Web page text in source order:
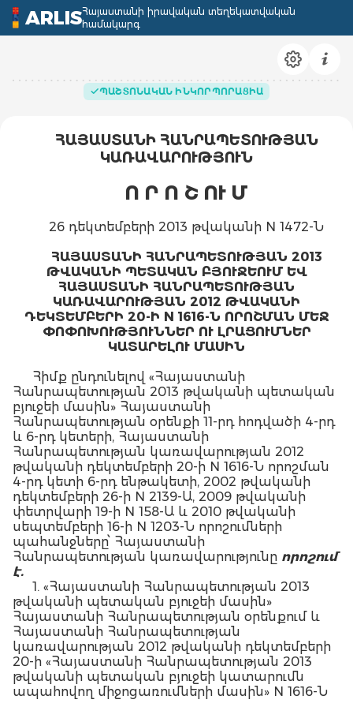
ARLISՀայաստանի իրավական տեղեկատվական
համակարգ
ՊԱՇՏՈՆԱԿԱՆ ԻՆԿՈՐՊՈՐԱՑԻԱ
ՀԱՅԱՍՏԱՆԻ ՀԱՆՐԱՊԵՏՈՒԹՅԱՆ
ԿԱՌԱՎԱՐՈՒԹՅՈՒՆ
Ո Ր Ո Շ ՈՒ Մ
26 դեկտեմբերի 2013 թվականի N 1472-Ն
ՀԱՅԱՍՏԱՆԻ ՀԱՆՐԱՊԵՏՈՒԹՅԱՆ 2013
ԹՎԱԿԱՆԻ ՊԵՏԱԿԱՆ ԲՅՈՒՋԵՈՒՄ ԵՎ
ՀԱՅԱՍՏԱՆԻ ՀԱՆՐԱՊԵՏՈՒԹՅԱՆ
ԿԱՌԱՎԱՐՈՒԹՅԱՆ 2012 ԹՎԱԿԱՆԻ
ԴԵԿՏԵՄԲԵՐԻ 20-Ի N 1616-Ն ՈՐՈՇՄԱՆ ՄԵՋ
ՓՈՓՈԽՈՒԹՅՈՒՆՆԵՐ ՈՒ ԼՐԱՑՈՒՄՆԵՐ
ԿԱՏԱՐԵԼՈՒ ՄԱՍԻՆ
Հիմք ընդունելով «Հայաստանի
Հանրապետության 2013 թվականի պետական
բյուջեի մասին» Հայաստանի
Հանրապետության օրենքի 11-րդ հոդվածի 4-րդ
և 6-րդ կետերի, Հայաստանի
Հանրապետության կառավարության 2012
թվականի դեկտեմբերի 20-ի N 1616-Ն որոշման
4-րդ կետի 6-րդ ենթակետի, 2002 թվականի
դեկտեմբերի 26-ի N 2139-Ա, 2009 թվականի
փետրվարի 19-ի N 158-Ա և 2010 թվականի
սեպտեմբերի 16-ի N 1203-Ն որոշումների
պահանջները՝ Հայաստանի
Հանրապետության կառավարությունը որոշում
է.
1. «Հայաստանի Հանրապետության 2013
թվականի պետական բյուջեի մասին»
Հայաստանի Հանրապետության օրենքում և
Հայաստանի Հանրապետության
կառավարության 2012 թվականի դեկտեմբերի
20-ի «Հայաստանի Հանրապետության 2013
թվականի պետական բյուջեի կատարումն
ապահովող միջոցառումների մասին» N 1616-Ն